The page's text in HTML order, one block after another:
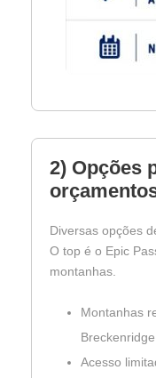
2) Opções
Diversas opções
O top é o Epic
montanhas.
Montanhas
Acesso